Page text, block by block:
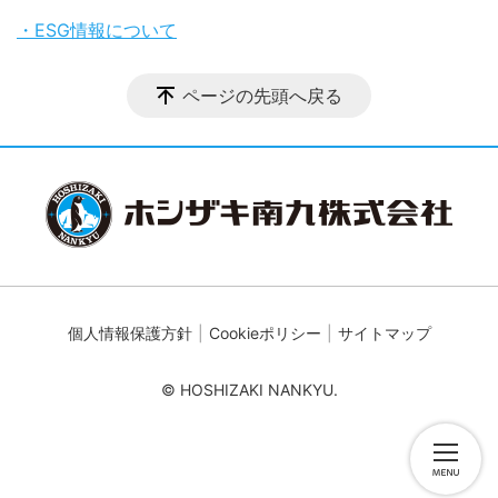
・ESG情報について
ページの先頭へ戻る
個人情報保護方針 Cookieポリシー サイトマップ
© HOSHIZAKI NANKYU.